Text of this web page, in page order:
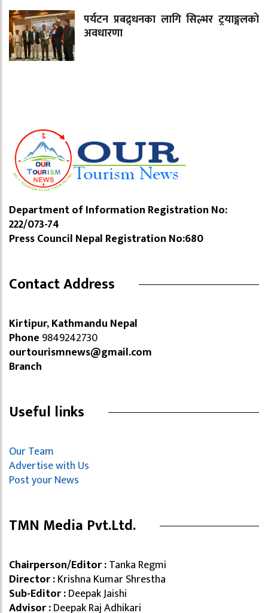
पर्यटन प्रबद्र्धनका लागि सिल्भर ट्रयाङ्गलको
अवधारणा
Department of Information Registration No:
222/073-74
Press Council Nepal Registration No:680
Contact Address
Kirtipur, Kathmandu Nepal
Phone 9849242730
ourtourismnews@gmail.com
Branch
Useful links
Our Team
Advertise with Us
Post your News
TMN Media Pvt.Ltd.
Chairperson/Editor :Tanka Regmi
Director :Krishna Kumar Shrestha
Sub-Editor :Deepak Jaishi
Advisor :Deepak Raj Adhikari